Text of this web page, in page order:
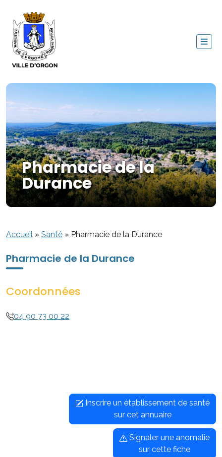
Pharmacie de la
Durance
Accueil » Santé » Pharmacie de la Durance
Pharmacie de la Durance
Coordonnées
04 90 73 00 22
Inscrire un établissement de santé
sur cet annuaire
Signaler une anomalie
sur cette fiche